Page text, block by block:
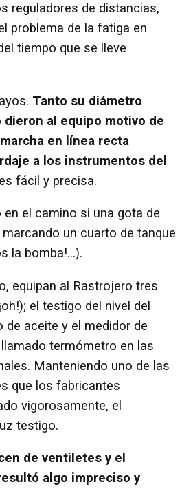
reguladores de distancias,
problema de la fatiga en
tiempo que se lleve
Tanto su diámetro
dieron al equipo motivo de
en línea recta
a los instrumentos del
fácil y precisa.
el camino si una gota de
un cuarto de tanque
la bomba!...).
equipan al Rastrojero tres
el testigo del nivel del
de aceite y el medidor de
termómetro en las
Manteniendo uno de las
que los fabricantes
vigorosamente, el
testigo.
de ventiletes y el
algo impreciso y